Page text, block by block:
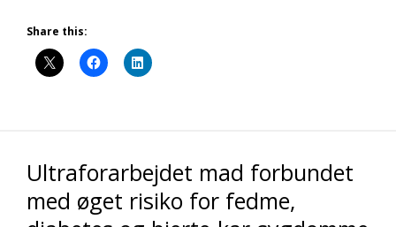
Share this:
Ultraforarbejdet mad forbundet
med øget risiko for fedme,